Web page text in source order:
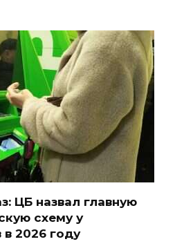
ЦБ назвал главную
схему у
2026 году